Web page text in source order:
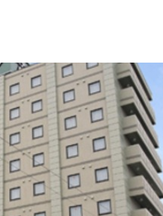
사진 갤러리